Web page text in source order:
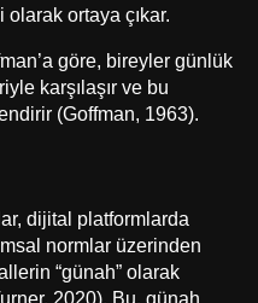
olarak ortaya çıkar.
göre, bireyler günlük
karşılaşır ve bu
(Goffman, 1963).
dijital platformlarda
normlar üzerinden
“günah” olarak